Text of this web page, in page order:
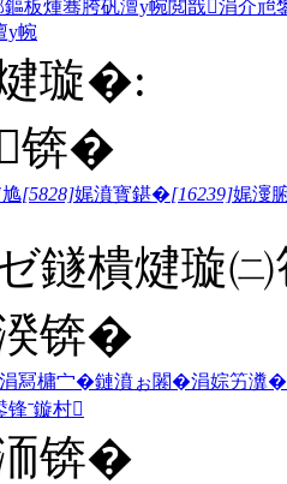
鏂板煄骞胯矾澶у帵閲戠涓介兘
у帵
璇�:
锛�
[5828]娓濆寳鍖�[16239]娓濅
鐩樻煡璇
锛�
涓冩槦宀�鏈濆ぉ闂�涓婃竻瀵�
锋ˉ鏇村
锛�